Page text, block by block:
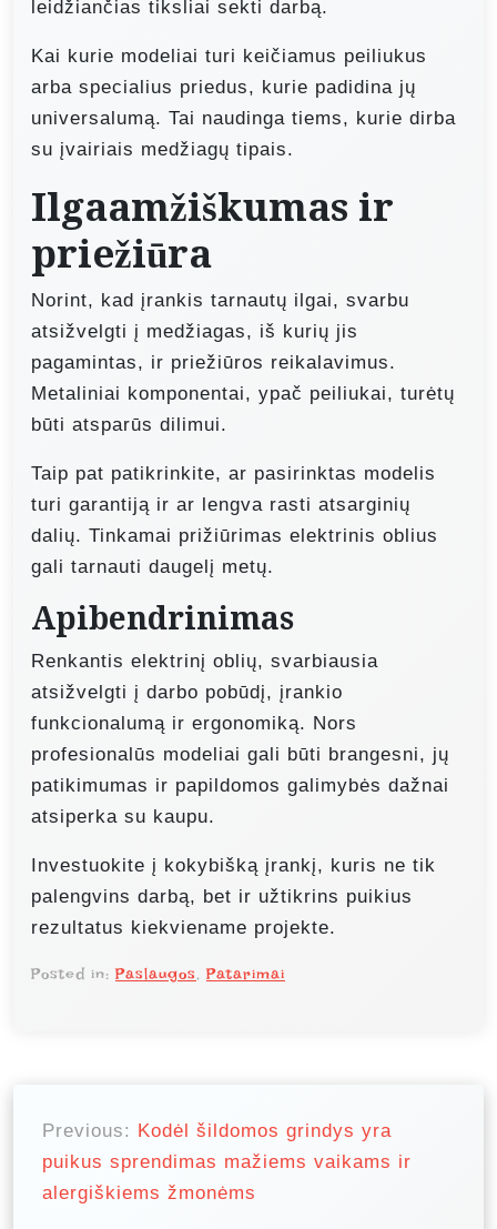
leidžiančias tiksliai sekti darbą.
Kai kurie modeliai turi keičiamus peiliukus
arba specialius priedus, kurie padidina jų
universalumą. Tai naudinga tiems, kurie dirba
su įvairiais medžiagų tipais.
Ilgaamžiškumas ir
priežiūra
Norint, kad įrankis tarnautų ilgai, svarbu
atsižvelgti į medžiagas, iš kurių jis
pagamintas, ir priežiūros reikalavimus.
Metaliniai komponentai, ypač peiliukai, turėtų
būti atsparūs dilimui.
Taip pat patikrinkite, ar pasirinktas modelis
turi garantiją ir ar lengva rasti atsarginių
dalių. Tinkamai prižiūrimas elektrinis oblius
gali tarnauti daugelį metų.
Apibendrinimas
Renkantis elektrinį oblių, svarbiausia
atsižvelgti į darbo pobūdį, įrankio
funkcionalumą ir ergonomiką. Nors
profesionalūs modeliai gali būti brangesni, jų
patikimumas ir papildomos galimybės dažnai
atsiperka su kaupu.
Investuokite į kokybišką įrankį, kuris ne tik
palengvins darbą, bet ir užtikrins puikius
rezultatus kiekviename projekte.
Posted in: Paslaugos, Patarimai
Previous: Kodėl šildomos grindys yra
puikus sprendimas mažiems vaikams ir
alergiškiems žmonėms